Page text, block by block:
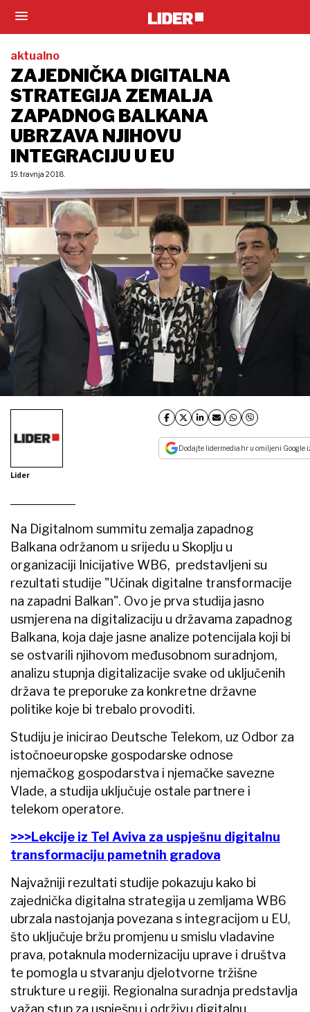
aktualno
ZAJEDNIČKA DIGITALNA
STRATEGIJA ZEMALJA
ZAPADNOG BALKANA
UBRZAVA NJIHOVU
INTEGRACIJU U EU
19. travnja 2018.
Lider
Dodajte lidermedia.hr u omiljeni Google
Na Digitalnom summitu zemalja zapadnog
Balkana održanom u srijedu u Skoplju u
organizaciji Inicijative WB6, predstavljeni su
rezultati studije "Učinak digitalne transformacije
na zapadni Balkan". Ovo je prva studija jasno
usmjerena na digitalizaciju u državama zapadnog
Balkana, koja daje jasne analize potencijala koji bi
se ostvarili njihovom međusobnom suradnjom,
analizu stupnja digitalizacije svake od uključenih
država te preporuke za konkretne državne
politike koje bi trebalo provoditi.
Studiju je inicirao Deutsche Telekom, uz Odbor za
istočnoeuropske gospodarske odnose
njemačkog gospodarstva i njemačke savezne
Vlade, a studija uključuje ostale partnere i
telekom operatore.
>>>Lekcije iz Tel Aviva za uspješnu digitalnu
transformaciju pametnih gradova
Najvažniji rezultati studije pokazuju kako bi
zajednička digitalna strategija u zemljama WB6
ubrzala nastojanja povezana s integracijom u EU,
što uključuje bržu promjenu u smislu vladavine
prava, potaknula modernizaciju uprave i društva
te pomogla u stvaranju djelotvorne tržišne
strukture u regiji. Regionalna suradnja predstavlja
važan stup za uspješnu i održivu digitalnu